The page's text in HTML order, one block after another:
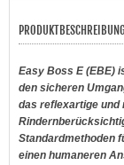
PRODUKTBESCHREIBUNG
Easy Boss E (EBE)
den sicheren
das reflexartige und
Standardmethoden
einen humaneren